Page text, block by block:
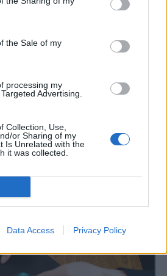
the Sale of my
processing my
Advertising.
Collection, Use,
or Sharing of my
Is Unrelated with the
it was collected.
Data Access Privacy Policy
az államháztartási
deficitcsökkenés
költségvetés ugyanakkor
kritikus fontosságú lesz
hogy folytatódik-e a
– válaszolta